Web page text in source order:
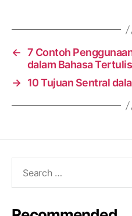
← 7 Contoh
dalam Bahasa Tertulis
→ 10 Tujuan Sentral